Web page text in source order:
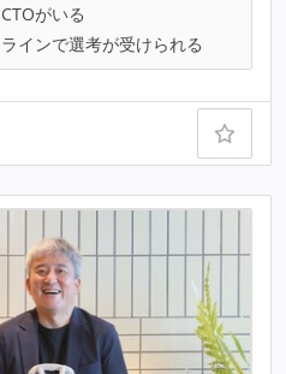
CTOがいる
インで選考が受けられる